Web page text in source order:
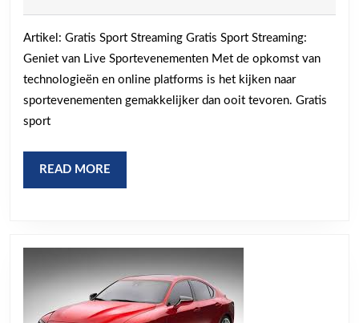
Live
Zonder
Kosten
Artikel: Gratis Sport Streaming Gratis Sport Streaming:
Geniet van Live Sportevenementen Met de opkomst van
technologieën en online platforms is het kijken naar
sportevenementen gemakkelijker dan ooit tevoren. Gratis
sport
READ MORE
MORE